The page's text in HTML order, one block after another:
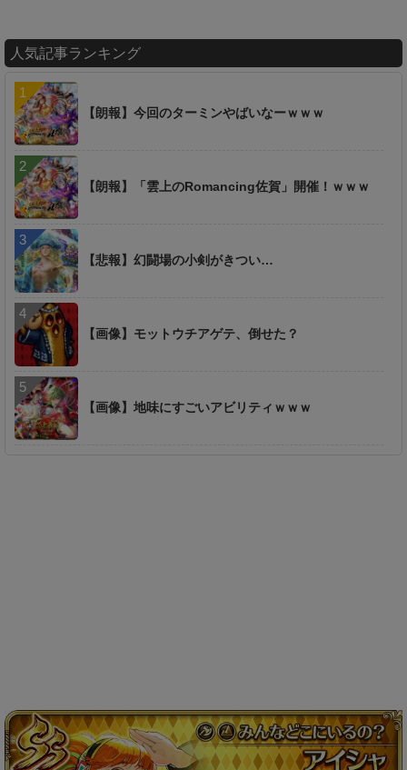
人気記事ランキング
【朗報】今回のターミンやばいなーｗｗｗ
【朗報】「雲上のRomancing佐賀」開催！ｗｗｗ
【悲報】幻闘場の小剣がきつい…
【画像】モットウチアゲテ、倒せた？
【画像】地味にすごいアビリティｗｗｗ